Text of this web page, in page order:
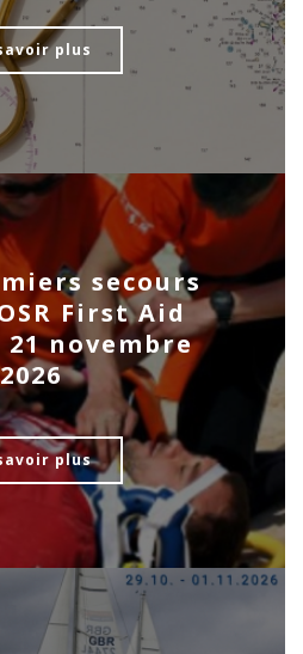
plus
secours
First Aid
21 novembre
2026
plus